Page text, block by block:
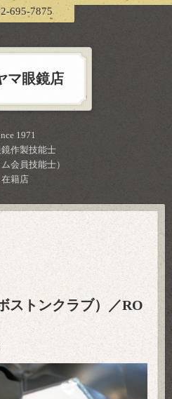
695-7875
マ眼鏡店
1971
作製技能士
ム会員技能士）
在籍店
ストンクラブ）／RO